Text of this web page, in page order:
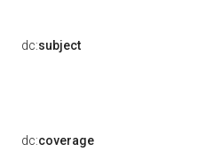
dc:subject
dc:coverage